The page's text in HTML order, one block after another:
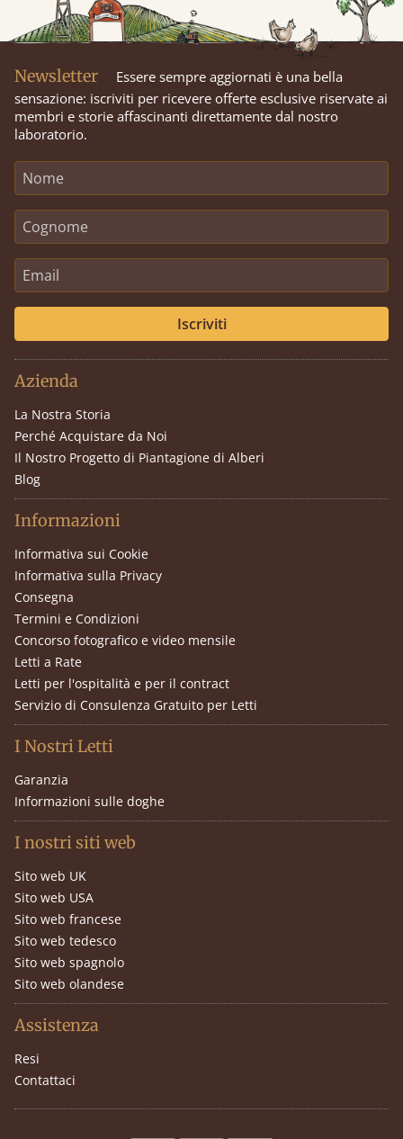
Newsletter
Essere sempre aggiornati è una bella
sensazione: iscriviti per ricevere offerte esclusive riservate ai
membri e storie affascinanti direttamente dal nostro
laboratorio.
Iscriviti
Azienda
La Nostra Storia
Perché Acquistare da Noi
Il Nostro Progetto di Piantagione di Alberi
Blog
Informazioni
Informativa sui Cookie
Informativa sulla Privacy
Consegna
Termini e Condizioni
Concorso fotografico e video mensile
Letti a Rate
Letti per l'ospitalità e per il contract
Servizio di Consulenza Gratuito per Letti
I Nostri Letti
Garanzia
Informazioni sulle doghe
I nostri siti web
Sito web UK
Sito web USA
Sito web francese
Sito web tedesco
Sito web spagnolo
Sito web olandese
Assistenza
Resi
Contattaci